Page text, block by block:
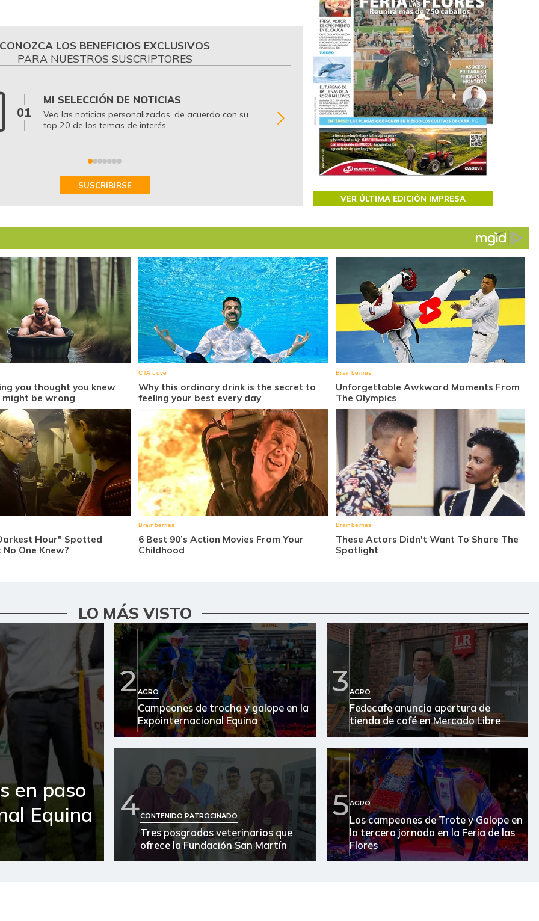
CONOZCA LOS BENEFICIOS EXCLUSIVOS
PARA NUESTROS SUSCRIPTORES
01
MI SELECCIÓN DE NOTICIAS
Vea las noticias personalizadas, de acuerdo con su
top 20 de los temas de interés.
02
BITÁCORA EMPRESARIAL 10.000 LR
Recopilación clasificada por sectores
regiones del comportamiento general y
de las 10.000 primeras empresas en ventas
Colombia.
SUSCRIBIRSE
VER ÚLTIMA EDICIÓN IMPRESA
LO MÁS VISTO
en paso
Equina
2AGRO
Campeones de trocha y galope en la
Expointernacional Equina
3AGRO
Fedecafe anuncia apertura de
tienda de café en Mercado Libre
4CONTENIDO PATROCINADO
Tres posgrados veterinarios que
ofrece la Fundación San Martín
5AGRO
Los campeones de Trote y Galope en
la tercera jornada en la Feria de las
Flores